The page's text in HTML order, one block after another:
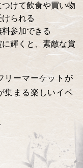
けて飲食や買い物
られる
参加できる
輝くと、素敵な賞
リーマーケットが
集まる楽しいイベ